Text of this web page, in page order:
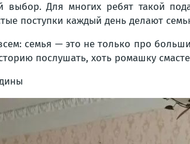
выбор. Для многих ребят такой
поступки каждый день делают
семья — это не только про
послушать, хоть ромашку